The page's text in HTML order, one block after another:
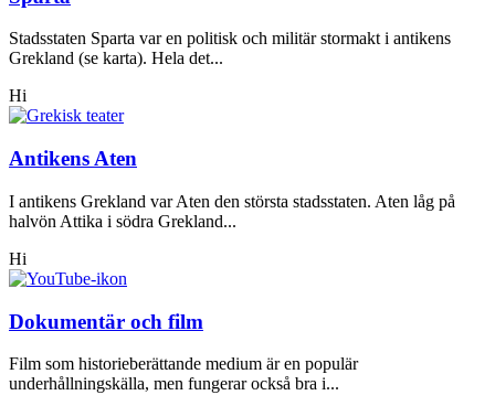
Stadsstaten Sparta var en politisk och militär stormakt i antikens
Grekland (se karta). Hela det...
Hi
Antikens Aten
I antikens Grekland var Aten den största stadsstaten. Aten låg på
halvön Attika i södra Grekland...
Hi
Dokumentär och film
Film som historieberättande medium är en populär
underhållningskälla, men fungerar också bra i...